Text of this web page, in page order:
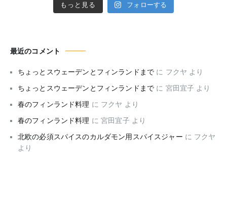
もっと見る フォローする
最近のコメント
ちょっとスウェーデンとフィンランドまで に フクヤ より
ちょっとスウェーデンとフィンランドまで に 宮田宜子 より
春のフィンランド料理 に フクヤ より
春のフィンランド料理 に宮田宜子 より
北欧の必須スパイスのカルダモン用スパイスジャー に フクヤ
より